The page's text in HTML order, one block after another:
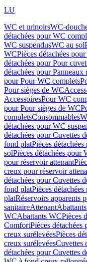
LU
WC et urinoirsWC-
détachées pour WC
WC suspendusWC au sol
WCPièces détachées
détachées pour Pour
détachées pour Panneaux
pour Pour WC complets
Pour sièges de WC
AccessoiresPour WC
pour Pour sièges de WC
completsConsommables
détachées pour WC
détachées pour Cuvettes
fond platPièces
solPièces détachées pour
pour réservoir attenant
creux pour réservoir
détachées pour Cuvettes
fond platPièces
platRéservoirs apparents
sanitaireAttenant
WCAbattants WCPièces
ComfortPièces
creux surélevéesPièces
creux surélevéesCuvettes
détachées pour Cuvettes